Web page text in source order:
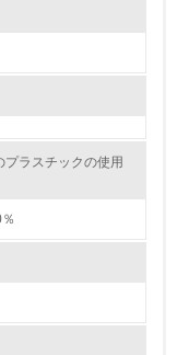
活動に活
ラスチックの使用